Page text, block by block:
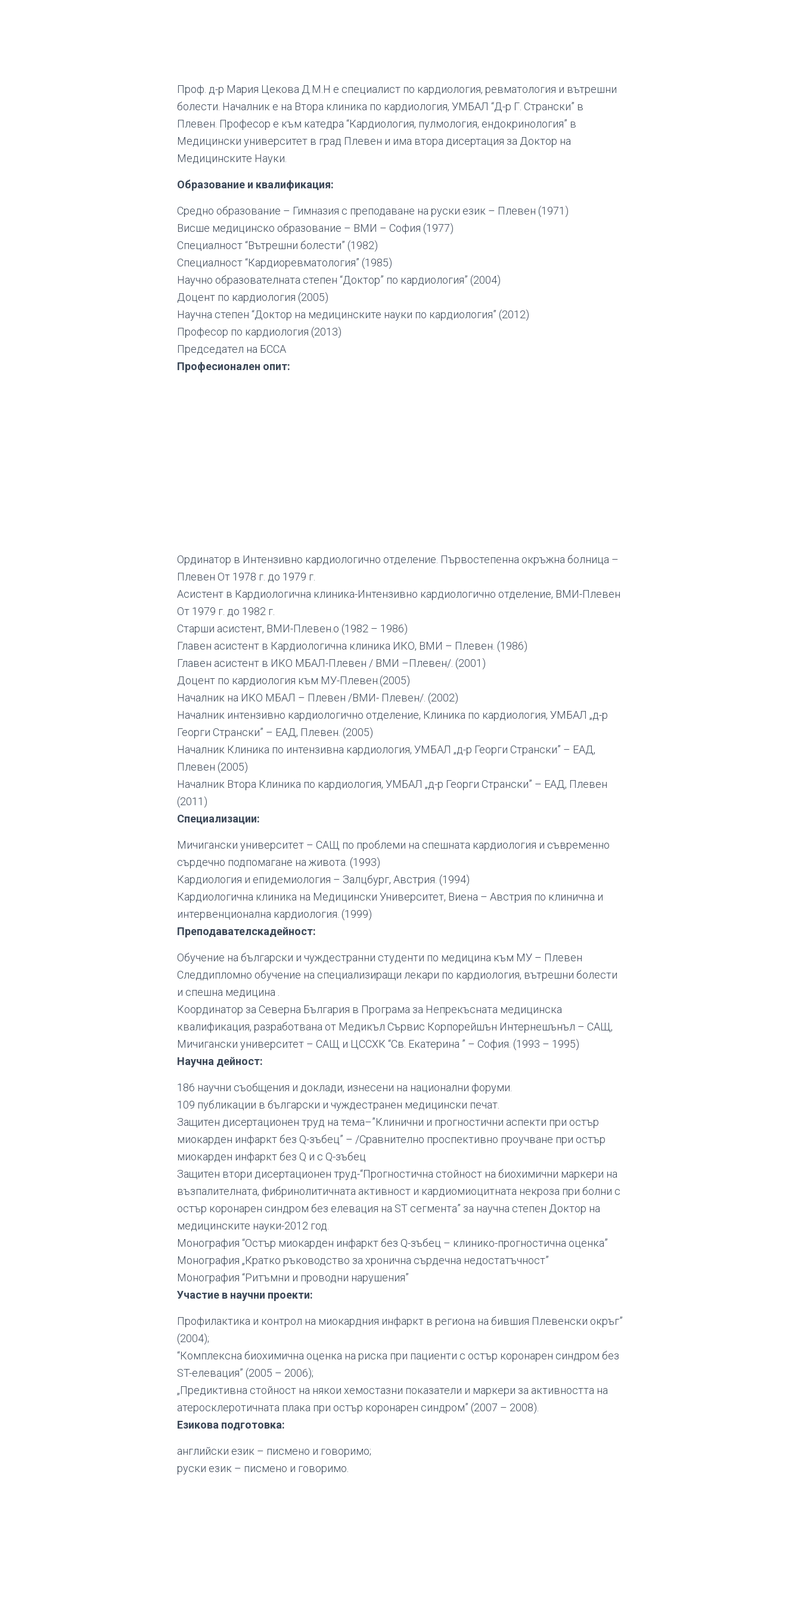
Проф. д-р Мария Цекова Д.М.Н е специалист по кардиология, ревматология и вътрешни
болести. Началник е на Втора клиника по кардиология, УМБАЛ “Д-р Г. Странски” в
Плевен. Професор е към катедра “Кардиология, пулмология, ендокринология” в
Медицински университет в град Плевен и има втора дисертация за Доктор на
Медицинските Науки.
Образование и квалификация:
Средно образование – Гимназия с преподаване на руски език – Плевен (1971)
Висше медицинско образование – ВМИ – София (1977)
Специалност “Вътрешни болести” (1982)
Специалност “Кардиоревматология” (1985)
Научно образователната степен “Доктор” по кардиология” (2004)
Доцент по кардиология (2005)
Научна степен “Доктор на медицинските науки по кардиология” (2012)
Професор по кардиология (2013)
Председател на БССА
Професионален опит:
Ординатор в Интензивно кардиологично отделение. Първостепенна окръжна болница –
Плевен От 1978 г. до 1979 г.
Асистент в Кардиологична клиника-Интензивно кардиологично отделение, ВМИ-Плевен
От 1979 г. до 1982 г.
Старши асистент, ВМИ-Плевен.о (1982 – 1986)
Главен асистент в Кардиологична клиника ИКО, ВМИ – Плевен. (1986)
Главен асистент в ИКО МБАЛ-Плевен / ВМИ –Плевен/. (2001)
Доцент по кардиология към МУ-Плевен.(2005)
Началник на ИКО МБАЛ – Плевен /ВМИ- Плевен/. (2002)
Началник интензивно кардиологично отделение, Клиника по кардиология, УМБАЛ „д-р
Георги Странски” – ЕАД, Плевен. (2005)
Началник Клиника по интензивна кардиология, УМБАЛ „д-р Георги Странски” – ЕАД,
Плевен (2005)
Началник Втора Клиника по кардиология, УМБАЛ „д-р Георги Странски” – ЕАД, Плевен
(2011)
Специализации:
Мичигански университет – САЩ по проблеми на спешната кардиология и съвременно
сърдечно подпомагане на живота. (1993)
Кардиология и епидемиология – Залцбург, Австрия. (1994)
Кардиологична клиника на Медицински Университет, Виена – Австрия по клинична и
интервенционална кардиология. (1999)
Преподавателскадейност:
Обучение на български и чуждестранни студенти по медицина към МУ – Плевен
Следдипломно обучение на специализиращи лекари по кардиология, вътрешни болести
и спешна медицина .
Координатор за Северна България в Програма за Непрекъсната медицинска
квалификация, разработвана от Медикъл Сървис Корпорейшън Интернешънъл – САЩ,
Мичигански университет – САЩ и ЦССХК “Св. Екатерина ” – София. (1993 – 1995)
Научна дейност:
186 научни съобщения и доклади, изнесени на национални форуми.
109 публикации в български и чуждестранен медицински печат.
Защитен дисертационен труд на тема–”Клинични и прогностични аспекти при остър
миокарден инфаркт без Q-зъбец” – /Сравнително проспективно проучване при остър
миокарден инфаркт без Q и с Q-зъбец
Защитен втори дисертационен труд-“Прогностична стойност на биохимични маркери на
възпалителната, фибринолитичната активност и кардиомиоцитната некроза при болни с
остър коронарен синдром без елевация на ST сегмента” за научна степен Доктор на
медицинските науки-2012 год.
Монография “Остър миокарден инфаркт без Q-зъбец – клинико-прогностична оценка”
Монография „Кратко ръководство за хронична сърдечна недостатъчност”
Монография “Ритъмни и проводни нарушения”
Участие в научни проекти:
Профилактика и контрол на миокардния инфаркт в региона на бившия Плевенски окръг”
(2004);
“Комплексна биохимична оценка на риска при пациенти с остър коронарен синдром без
ST-елевация” (2005 – 2006);
„Предиктивна стойност на някои хемостазни показатели и маркери за активността на
атеросклеротичната плака при остър коронарен синдром” (2007 – 2008).
Езикова подготовка:
английски език – писмено и говоримо;
руски език – писмено и говоримо.